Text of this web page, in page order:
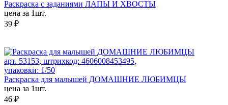
Раскраска с заданиями ЛАПЫ И ХВОСТЫ
цена за 1шт.
39 ₽
арт. 53153, штрихкод: 4606008453495,
упаковки: 1/50
Раскраска для малышей ДОМАШНИЕ ЛЮБИМЦЫ
цена за 1шт.
46 ₽